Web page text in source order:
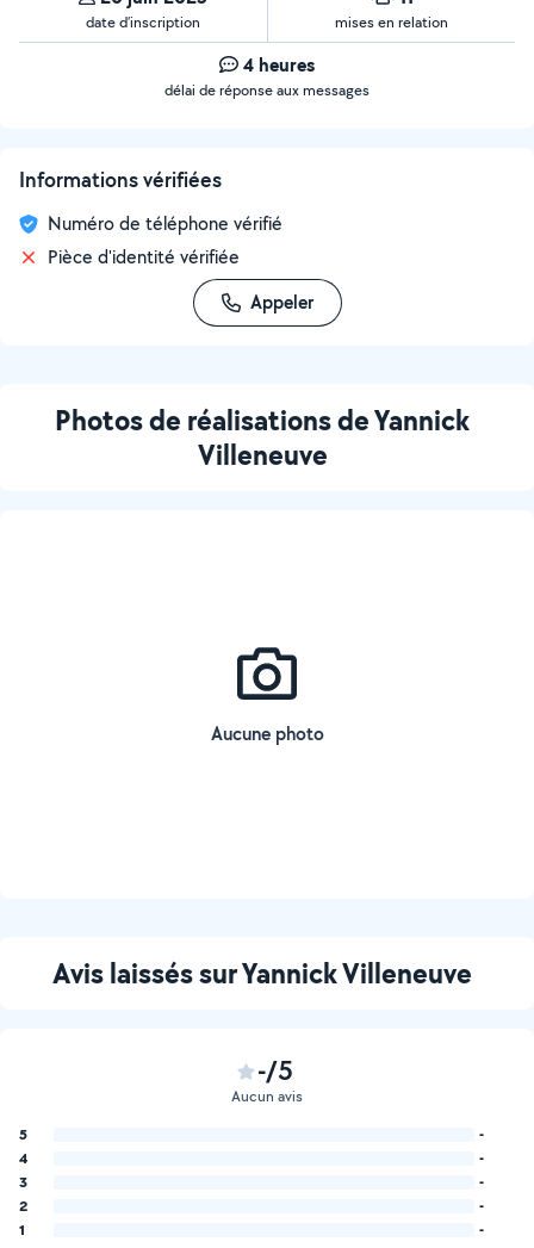
date d’inscription mises en relation
4 heures
délai de réponse aux messages
Informations vérifiées
Numéro de téléphone vérifié
Pièce d'identité vérifiée
Appeler
Photos de réalisations de Yannick
Villeneuve
Aucune photo
Avis laissés sur Yannick Villeneuve
-/5
Aucun avis
5
-
4
-
3
-
2
-
1
-